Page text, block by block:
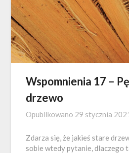
Wspomnienia 17 –
drzewo
Opublikowano 29 stycznia
Zdarza się, że jakieś stare
sobie wtedy pytanie, dlaczego